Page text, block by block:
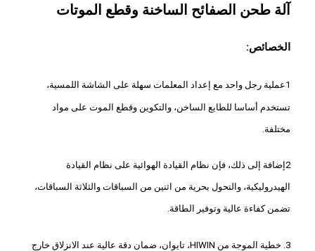
آلة طحن الصفائح الساخنة وقطع الموتات
الخصائص:
1عملية رجل واحد مع إعداد المعلمات سهلة على الشاشة اللمسية،
تستخدم أساسا للطابع الساخن، والتكوين وقطع الموت على مواد
مختلفة.
2إضافة إلى ذلك، فإن نظام القيادة الهوائية على نظام القيادة
الهيدروليكية، والتحول بحرية من اثنين من السباقات والثلاثة السباقات،
تضمن كفاءة عالية وتوفير الطاقة.
3. خطية الموجة من HIWIN، تايوان، ضمان دقة عالية عند الانزلاق خارج